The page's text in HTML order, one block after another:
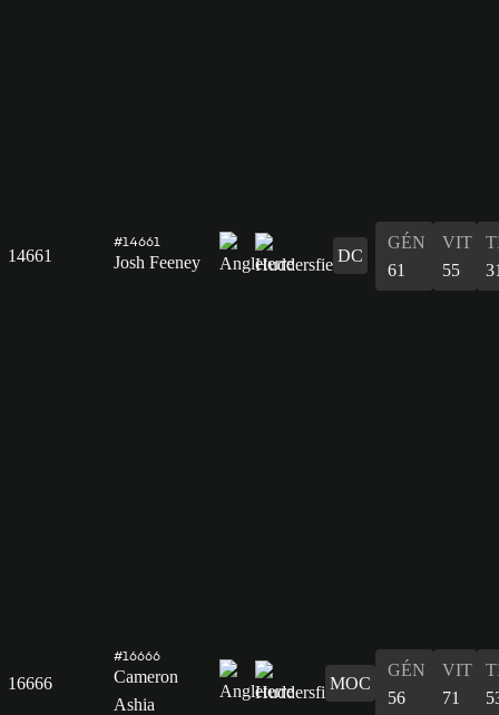
14661
#14661
Josh Feeney DC
GÉN
61
VIT
55
16666
#16666
Cameron
Ashia
MOC
GÉN
56
VIT
71